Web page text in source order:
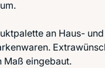
an Haus-
Maß eingebaut.